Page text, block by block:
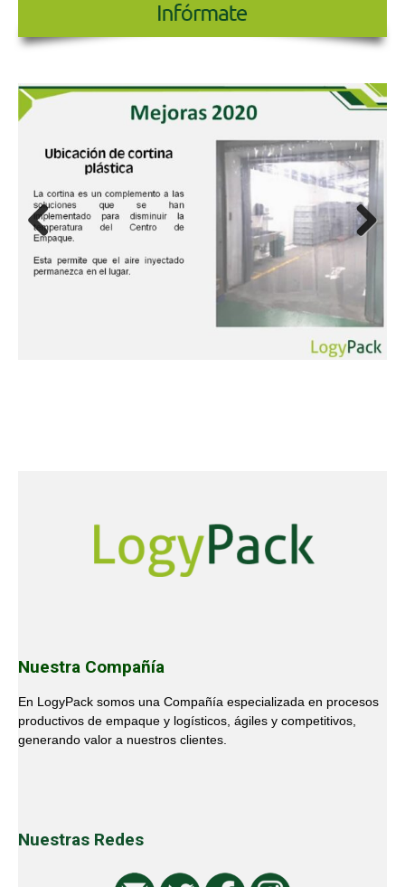
Nuestra Compañía
En LogyPack somos una Compañía especializada en procesos
productivos de empaque y logísticos, ágiles y competitivos,
generando valor a nuestros clientes.
Nuestras Redes